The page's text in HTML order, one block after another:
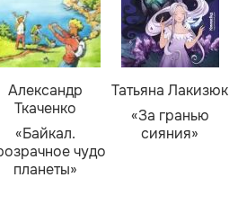
Александр
Ткаченко
«Байкал.
чудо
планеты»
Татьяна Лакизюк
«За гранью
сияния»